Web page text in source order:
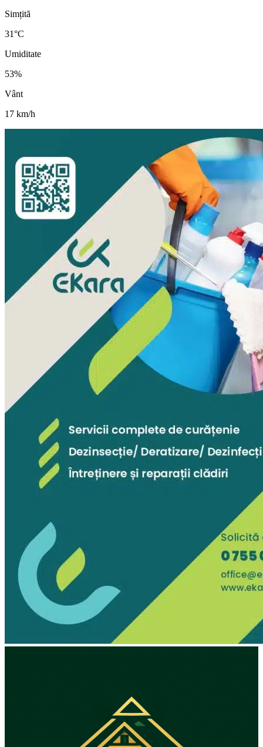
Simțită
31°C
Umiditate
53%
Vânt
17 km/h